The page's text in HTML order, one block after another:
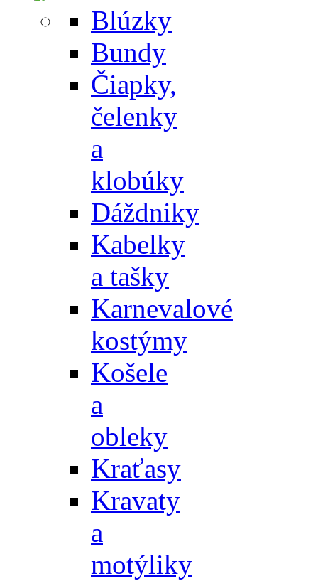
Blúzky
Bundy
Čiapky,
čelenky
a
klobúky
Dáždniky
Kabelky
a tašky
Karnevalové
kostýmy
Košele
a
obleky
Kraťasy
Kravaty
a
motýliky